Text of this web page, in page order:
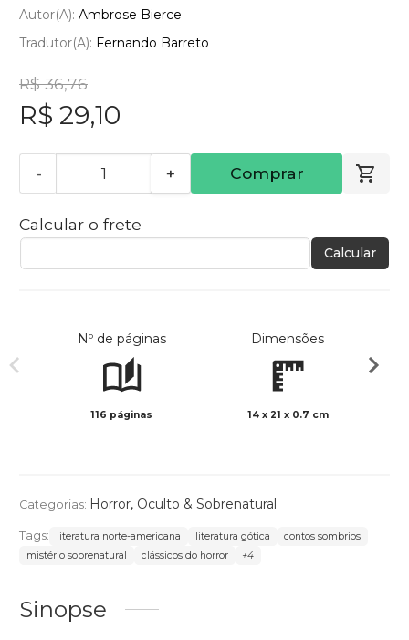
Autor(a): Ambrose Bierce
Tradutor(a): Fernando Barreto
R$ 36,76
R$ 29,10
- + Comprar
Calcular o frete
Calcular
Nº de páginas
116 páginas
Dimensões
14 x 21 x 0.7 cm
Categorias: Horror, Oculto & Sobrenatural
Tags: literatura norte-americana literatura gótica
contos sombrios
mistério sobrenatural
clássicos do horror +4
Sinopse